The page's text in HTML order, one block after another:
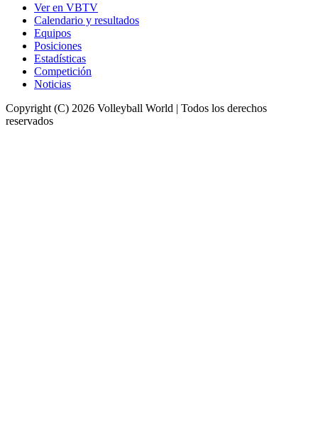
Ver en VBTV
Calendario y resultados
Equipos
Posiciones
Estadísticas
Competición
Noticias
Copyright (C) 2026 Volleyball World | Todos los derechos
reservados